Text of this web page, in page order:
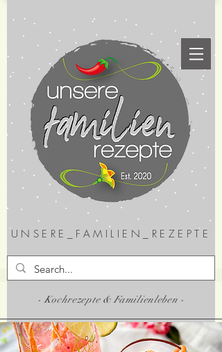
UNSERE_FAMILIEN_REZEPTE
- Kochrezepte & Familienleben -